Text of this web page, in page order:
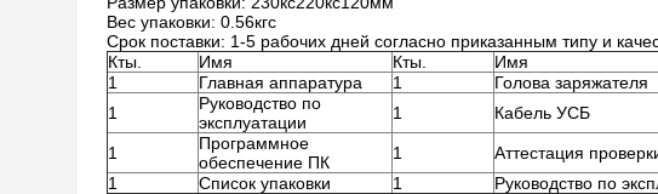
Вес упаковки: 0.56кгс
Срок поставки: 1-5 рабочих дней согласно приказанным типу и
Кты.
Имя Кты.
Имя
1
Главная аппаратура 1
Голова заряжателя
1
Руководство по
эксплуатации
1 Кабель УСБ
1
Программное
обеспечение ПК
1
Аттестация
1
Список упаковки 1 Руководство по